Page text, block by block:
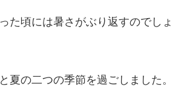
た頃には暑さがぶり返すのでしょ
夏の二つの季節を過ごしました。